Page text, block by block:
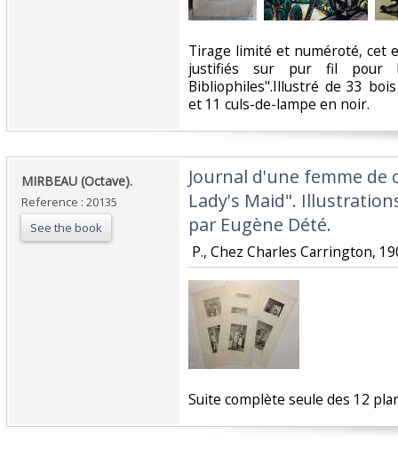
‎Tirage limité et numéroté, cet
justifiés sur pur fil pour
Bibliophiles".Illustré de 33
et 11 culs-de-lampe en noir. ‎
‎MIRBEAU (Octave). ‎
Reference : 20135
See the book
‎Journal d'une femme de
Lady's Maid".
par Eugène Dété.‎
P., Chez Charles Carrington,
‎Suite complète seule des 12